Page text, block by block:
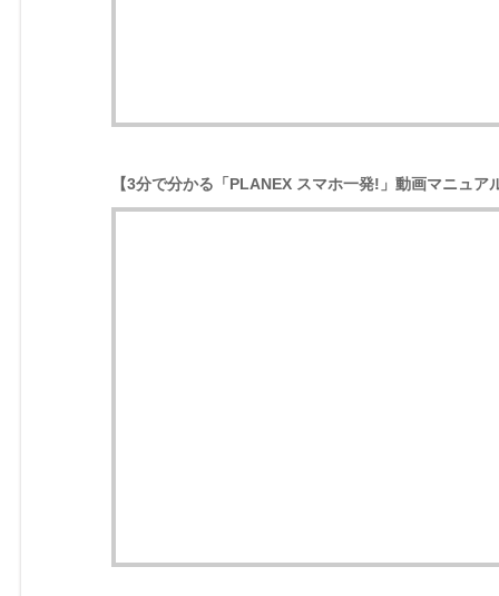
【3分で分かる「PLANEX スマホ一発!」動画マニュア